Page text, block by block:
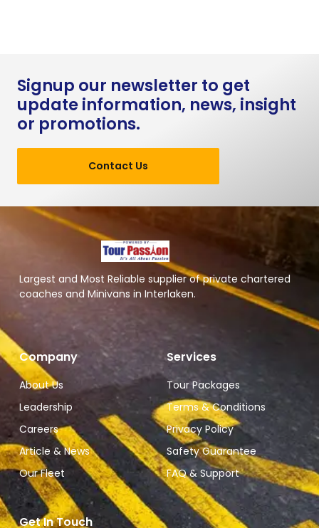
Signup our newsletter to get
update information, news, insight
or promotions.
Contact Us
Largest and Most Reliable supplier of private chartered
coaches and Minivans in Interlaken.
Company
About Us
Leadership
Careers
Article & News
Our Fleet
Services
Tour Packages
Terms & Conditions
Privacy Policy
Safety Guarantee
FAQ & Support
Get In Touch